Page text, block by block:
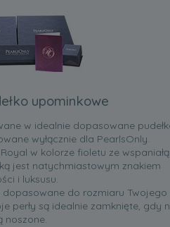
upominkowe
w idealnie dopasowane
wyłącznie dla PearlsOnly.
w kolorze fioletu ze wspaniałą
jest natychmiastowym znakiem
i luksusu.
dopasowane do rozmiaru Twojego
perły są idealnie zamknięte, gdy
noszone.